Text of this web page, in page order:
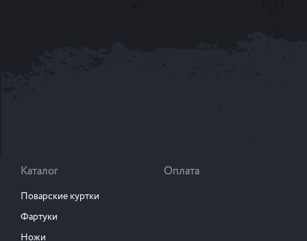
Каталог
Поварские куртки
Фартуки
Ножи
Оплата